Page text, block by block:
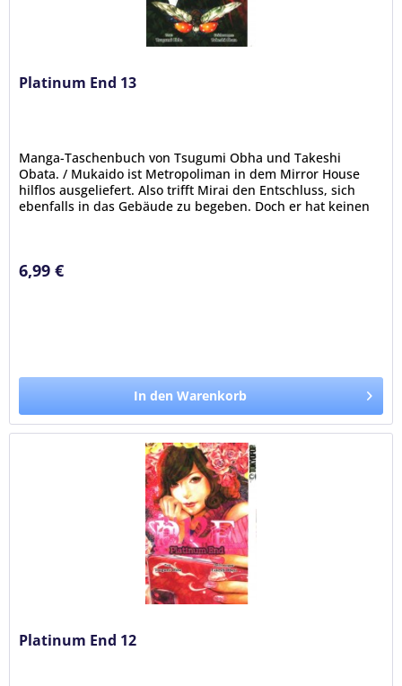
Platinum End 13
Manga-Taschenbuch von Tsugumi Obha und Takeshi
Obata. / Mukaido ist Metropoliman in dem Mirror House
hilflos ausgeliefert. Also trifft Mirai den Entschluss, sich
ebenfalls in das Gebäude zu begeben. Doch er hat keinen
6,99 €
In den Warenkorb
Platinum End 12